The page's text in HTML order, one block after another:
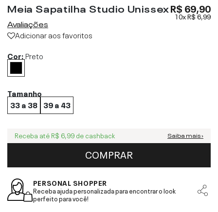
Meia Sapatilha Studio Unissex
Avaliações
Adicionar aos favoritos
R$ 69,90
10xR$ 6,99
Cor:Preto
Tamanho
33 a 38 39 a 43
Receba até R$ 6,99 de cashback Saiba mais ›
COMPRAR
PERSONAL SHOPPER
Receba ajuda personalizada para encontrar o look
perfeito para você!